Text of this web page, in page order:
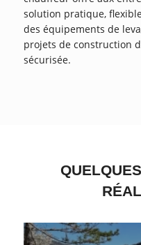
solution pratique,
des équipements de
projets de construction
sécurisée.